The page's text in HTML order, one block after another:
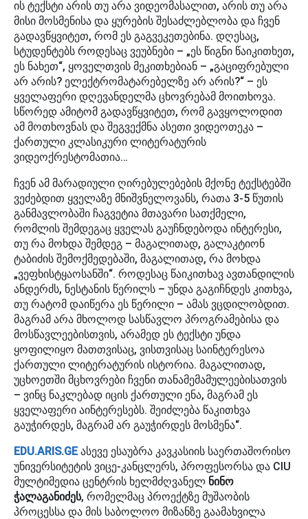
ის ტექსტი არის თუ არა ვიდეომასალით, არის თუ არა
მისი მოსმენისა და ყურების შესაძლებლობა და ჩვენ
გადავწყვიტეთ, რომ ეს გაგვეკეთებინა. დღესაც,
სტუდენტებს როდესაც ვეუბნები – „ეს წიგნი წაიკითხეთ,
ეს ნახეთ“, ყოველთვის მეკითხებიან – „გაციფრებული
არ არის? ელექტრომატარებელზე არ არის?“ – ეს
ყველაფერი დღევანდელმა ცხოვრებამ მოითხოვა.
სწორედ ამიტომ გადავწყვიტეთ, რომ გავყოლოდით
ამ მოთხოვნას და შეგვექმნა ასეთი ვიდეოთეკა –
ქართული კლასიკური ლიტერატურის
ვიდეოქრესტომათია…
ჩვენ ამ მარადიული ღირებულებების მქონე ტექსტებში
ვეძებდით ყველაზე მნიშვნელოვანს, რათა 3-5 წუთის
განმავლობაში ჩაგვეტია მთავარი სათქმელი,
რომლის შემდეგაც ყველას გაუჩნდებოდა ინტერესი,
თუ რა მოხდა შემდეგ – მაგალითად, გალაკტიონ
ტაბიძის შემოქმედებაში, მაგალითად, რა მოხდა
„ვეფხისტყაოსანში“. როდესაც წაიკითხავ ავთანდილის
ანდერძს, ნესტანის წერილს – უნდა გაგიჩნდეს კითხვა,
თუ რატომ დაიწერა ეს წერილი – ამას ვცდილობდით.
მაგრამ არა მხოლოდ სასწავლო პროგრამებისა და
მოსწავლეებისთვის, არამედ ეს ტექსტი უნდა
ყოფილიყო მათთვისაც, ვისთვისაც საინტერესოა
ქართული ლიტერატურის ისტორია. მაგალითად,
უცხოეთში მცხოვრები ჩვენი თანამემამულეებისათვის
– ვინც ნაკლებად იცის ქართული ენა, მაგრამ ეს
ყველაფერი აინტერესებს. შეიძლება წაკითხვა
გაუჭირდეს, მაგრამ არ გაუჭირდეს მოსმენა“.
EDU.ARIS.GEასევე ესაუბრა კავკასიის საერთაშორისო
უნივერსიტეტის ვიცე-კანცლერს, პროფესორსა და CIU
მულტიმედია ცენტრის ხელმძღვანელ ნინო
ჭალაგანიძეს, რომელმაც პროექტზე მუშაობის
პროცესსა და მის საბოლოო მიზანზე გაამახვილა